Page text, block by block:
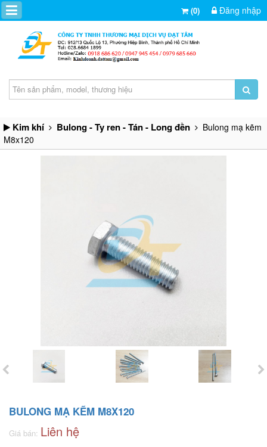
(0) Đăng nhập
Kim khí Bulong - Ty ren - Tán - Long đền
Bulong mạ kẽm
M8x120
BULONG MẠ KẼM M8X120
Giá bán: Liên hệ